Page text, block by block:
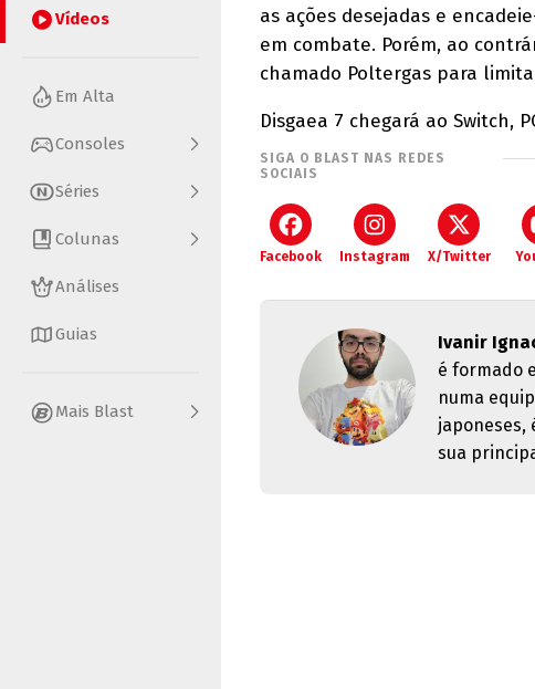
Vídeos
Em Alta
Consoles
Séries
Colunas
Análises
Guias
Mais Blast
as ações desejadas e
em combate. Porém, ao
chamado Poltergas para
Disgaea 7 chegará ao Switch,
SIGA O BLAST NAS REDES
SOCIAIS
Facebook Instagram X/Twitter
Ivanir
é formado
numa
japoneses,
sua